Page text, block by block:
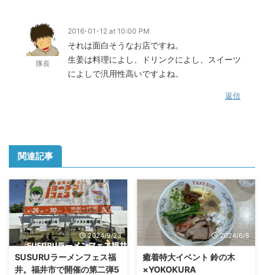
隊長
2016-01-12 at 10:00 PM
それは面白そうなお店ですね。
生姜は料理によし、ドリンクによし、スイーツ
によしで汎用性高いですよね。
返信
関連記事
2024/9/23
SUSURUラーメンフェス福
井。福井市で開催の第二弾5
2024/6/8
癒着特大イベント 鈴の木
×YOKOKURA